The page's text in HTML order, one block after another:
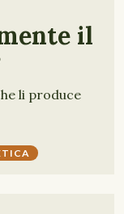
il
li produce